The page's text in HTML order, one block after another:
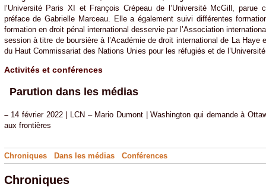
l’Université Paris XI et François Crépeau de l’Université McGill, parue
préface de Gabrielle Marceau. Elle a également suivi différentes
formation en droit pénal international desservie par l’Association
session à titre de boursière à l’Académie de droit international de La Haye
du Haut Commissariat des Nations Unies pour les réfugiés et de
Activités et conférences
Parution dans les médias
–14 février 2022 | LCN – Mario Dumont | Washington qui demande à
aux frontières
Chroniques Dans les médias Conférences
Chroniques